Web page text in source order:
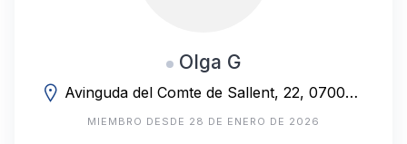
Olga G
Avinguda del Comte de Sallent, 22, 07003 Palma
MIEMBRO DESDE 28 DE ENERO DE 2026